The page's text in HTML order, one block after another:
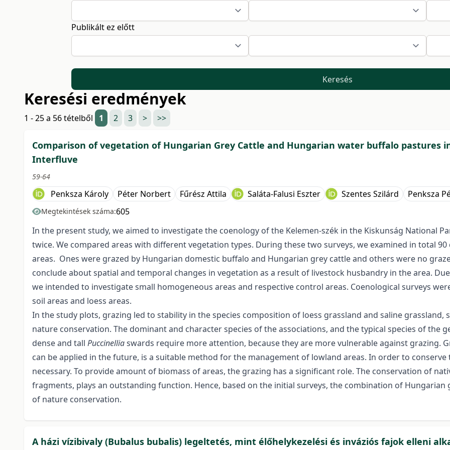
Publikált ez előtt
Keresés
Keresési eredmények
1 - 25 a 56 tételből 1 2 3 > >>
Comparison of vegetation of Hungarian Grey Cattle and Hungarian water buffalo pastures
Interfluve
59-64
Penksza Károly Péter Norbert Fűrész Attila Saláta-Falusi Eszter Szentes Szilárd Penksza
Megtekintések száma:605
In the present study, we aimed to investigate the coenology of the Kelemen-szék in the Kiskunság National
twice. We compared areas with different vegetation types. During these two surveys, we examined in total
areas. Ones were grazed by Hungarian domestic buffalo and Hungarian grey cattle and others were no
conclude about spatial and temporal changes in vegetation as a result of livestock husbandry in the area.
we intended to investigate small homogeneous areas and respective control areas. Coenological surveys
soil areas and loess areas.
In the study plots, grazing led to stability in the species composition of loess grassland and saline
nature conservation. The dominant and character species of the associations, and the typical species of the
dense and tall Puccinelliaswards require more attention, because they are more vulnerable against grazing.
can be applied in the future, is a suitable method for the management of lowland areas. In order to
necessary. To provide amount of biomass of areas, the grazing has a significant role. The conservation of
fragments, plays an outstanding function. Hence, based on the initial surveys, the combination of
of nature conservation.
A házi vízibivaly (Bubalus bubalis) legeltetés, mint élőhelykezelési és inváziós fajok elleni